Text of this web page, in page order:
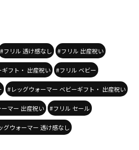
#フリル 透け感なし #フリル 出産祝い
フト・ 出産祝い #フリル ベビー
#レッグウォーマー ベビーギフト・ 出産祝い
マー 出産祝い #フリル セール
グウォーマー 透け感なし